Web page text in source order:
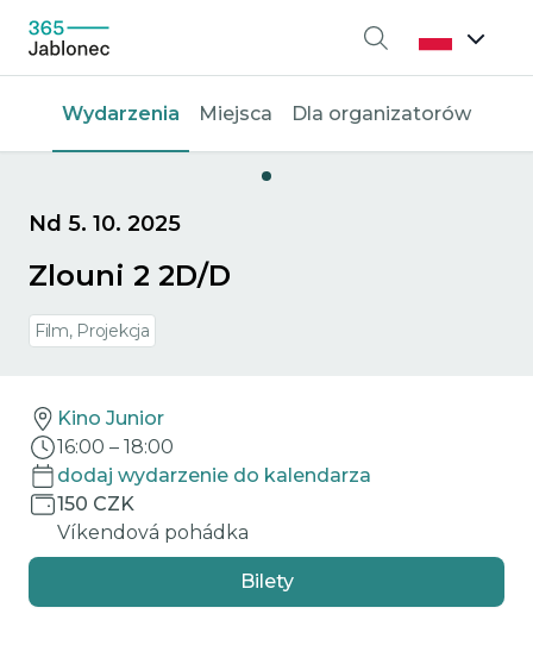
Wyszukiwanie
Wydarzenia Miejsca Dla organizatorów
Nd 5. 10. 2025
Zlouni 2 2D/D
Film, Projekcja
Kino Junior
16:00 – 18:00
dodaj wydarzenie do kalendarza
150 CZK
Víkendová pohádka
Bilety